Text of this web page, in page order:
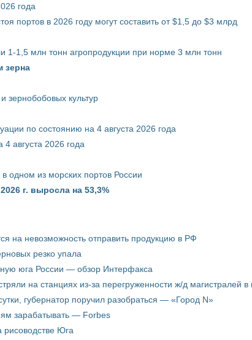
года
портов в 2026 году могут составить от $1,5 до $3 млрд
1-1,5 млн тонн агропродукции при норме 3 млн тонн
зерна
зернобобовых культур
по состоянию на 4 августа 2026 года
августа 2026 года
одном из морских портов России
г. выросла на 53,3%
на невозможность отправить продукцию в РФ
резко упала
юга России — обзор Интерфакса
на станциях из-за перегруженности ж/д магистралей в
губернатор поручил разобраться — «Город N»
зарабатывать — Forbes
рисоводстве Юга